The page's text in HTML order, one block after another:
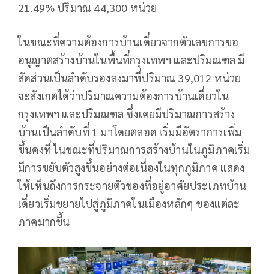
21.49% ปริมาณ 44,300 หน่วย
ในขณะที่ความต้องการบ้านเดี่ยวจากตัวเลขการขอ
อนุญาตสร้างบ้านในพื้นที่กรุงเทพฯ และปริมณฑล มี
สัดส่วนเป็นลำดับรองลงมาที่ปริมาณ 39,012 หน่วย
จะสังเกตได้ว่าปริมาณความต้องการบ้านเดี่ยวใน
กรุงเทพฯ และปริมณฑล ซึ่งเคยมีปริมาณการสร้าง
บ้านเป็นลำดับที่ 1 มาโดยตลอด เริ่มมีอัตราการเพิ่ม
ขึ้นคงที่ ในขณะที่ปริมาณการสร้างบ้านในภูมิภาคเริ่ม
มีการขยับตัวสูงขึ้นอย่างต่อเนื่องในทุกภูมิภาค แสดง
ให้เห็นถึงการกระจายตัวของที่อยู่อาศัยประเภทบ้าน
เดี่ยวเริ่มขยายไปสู่ภูมิภาคในเมืองหลักๆ ของแต่ละ
ภาคมากขึ้น